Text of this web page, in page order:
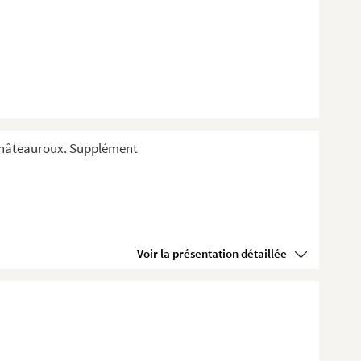
Supplément
Voir la présentation détaillée